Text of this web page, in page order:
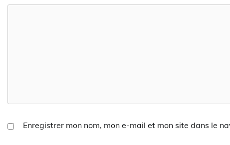
Enregistrer mon nom, mon e-mail et mon site dans le